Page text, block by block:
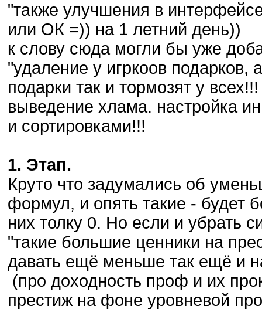
"также улучшения в
или ОК =)) на 1 летний день))
к слову сюда могли бы уже
"удаление у игркоов подарков,
подарки так и тормозят у всех!!!
выведение хлама. настройка
и сортировками!!!
1. Этап.
Круто что задумались об
формул, и опять такие - будет
них толку 0. Но если и убрать
"такие большие ценники на
давать ещё меньше так ещё и
(про доходность проф и их
престиж на фоне уровневой